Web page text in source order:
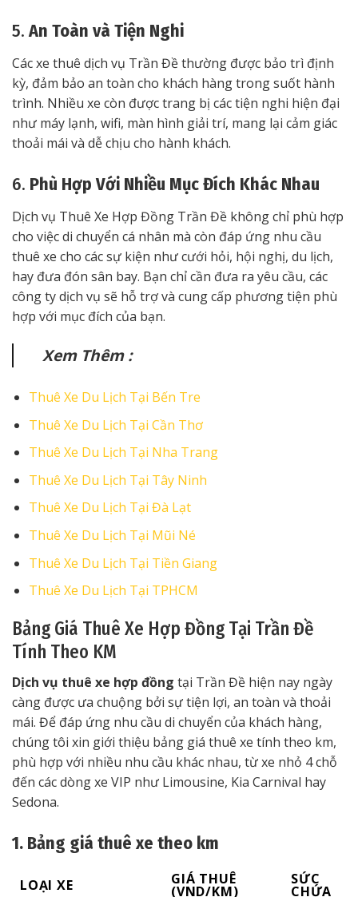
5. An Toàn và Tiện Nghi
Các xe thuê dịch vụ Trần Đề thường được bảo trì định
kỳ, đảm bảo an toàn cho khách hàng trong suốt hành
trình. Nhiều xe còn được trang bị các tiện nghi hiện đại
như máy lạnh, wifi, màn hình giải trí, mang lại cảm giác
thoải mái và dễ chịu cho hành khách.
6. Phù Hợp Với Nhiều Mục Đích Khác Nhau
Dịch vụ Thuê Xe Hợp Đồng Trần Đề không chỉ phù hợp
cho việc di chuyển cá nhân mà còn đáp ứng nhu cầu
thuê xe cho các sự kiện như cưới hỏi, hội nghị, du lịch,
hay đưa đón sân bay. Bạn chỉ cần đưa ra yêu cầu, các
công ty dịch vụ sẽ hỗ trợ và cung cấp phương tiện phù
hợp với mục đích của bạn.
Xem Thêm :
Thuê Xe Du Lịch Tại Bến Tre
Thuê Xe Du Lịch Tại Cần Thơ
Thuê Xe Du Lịch Tại Nha Trang
Thuê Xe Du Lịch Tại Tây Ninh
Thuê Xe Du Lịch Tại Đà Lạt
Thuê Xe Du Lịch Tại Mũi Né
Thuê Xe Du Lịch Tại Tiền Giang
Thuê Xe Du Lịch Tại TPHCM
Bảng Giá Thuê Xe Hợp Đồng Tại Trần Đề
Tính Theo KM
Dịch vụ thuê xe hợp đồng tại Trần Đề hiện nay ngày
càng được ưa chuộng bởi sự tiện lợi, an toàn và thoải
mái. Để đáp ứng nhu cầu di chuyển của khách hàng,
chúng tôi xin giới thiệu bảng giá thuê xe tính theo km,
phù hợp với nhiều nhu cầu khác nhau, từ xe nhỏ 4 chỗ
đến các dòng xe VIP như Limousine, Kia Carnival hay
Sedona.
1. Bảng giá thuê xe theo km
LOẠI XE GIÁ THUÊ
(VND/KM)
SỨC
CHỨA